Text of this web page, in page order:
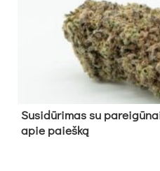
Su­si­dū­ri­mas su
apie paieš­ką